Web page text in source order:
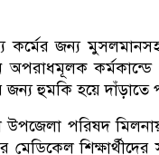
কর্মের জন্য
অপরাধমূলক
জন্য হুমকি হয়ে দাঁড়াতে
পরিষদ